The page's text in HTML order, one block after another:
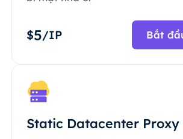
$5/IP Bắt
Static Datacenter Proxy